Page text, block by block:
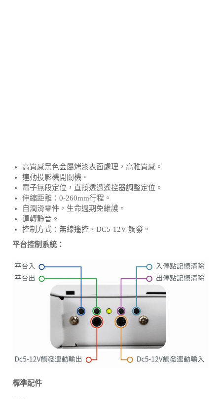
高質感黑色金屬烤漆表面處理，高雅質感。
連動投影機開關機。
電子無段定位，直接透過遙控器調整定位。
伸縮距離：0-260mm行程。
自潤滑零件，生命週期免維護。
運轉静音。
控制方式：無線遙控、DC5-12V 觸發。
平台控制系統：
標準配件